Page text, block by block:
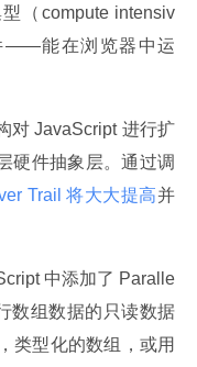
（compute intensiv
——能在浏览器中运
硬件抽象层。通过调
Trail 将大大提高并
中添加了 Paralle
数组数据的只读数据
类型化的数组，或用